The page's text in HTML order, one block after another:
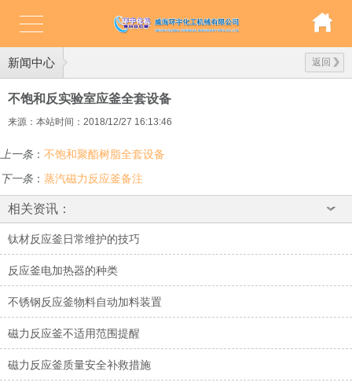
新闻中心 返回
不饱和反实验室应釜全套设备
来源：本站时间：2018/12/27 16:13:46
上一条： 不饱和聚酯树脂全套设备
下一条： 蒸汽磁力反应釜备注
相关资讯：
钛材反应釜日常维护的技巧
反应釜电加热器的种类
不锈钢反应釜物料自动加料装置
磁力反应釜不适用范围提醒
磁力反应釜质量安全补救措施